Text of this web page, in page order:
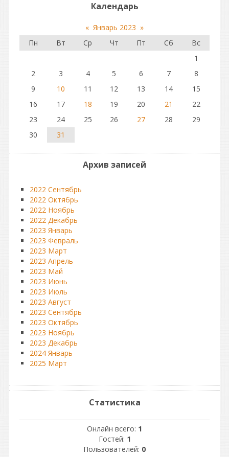
Календарь
« Январь 2023 »
Пн
Вт Ср Чт Пт Сб
Вс
1
2
3 4 5 6 7
8
9
10 11 12 13 14
15
16
17 18 19 20 21
22
23
24 25 26 27 28
29
30
31
Архив записей
2022 Сентябрь
2022 Октябрь
2022 Ноябрь
2022 Декабрь
2023 Январь
2023 Февраль
2023 Март
2023 Апрель
2023 Май
2023 Июнь
2023 Июль
2023 Август
2023 Сентябрь
2023 Октябрь
2023 Ноябрь
2023 Декабрь
2024 Январь
2025 Март
Статистика
Онлайн всего: 1
Гостей: 1
Пользователей: 0